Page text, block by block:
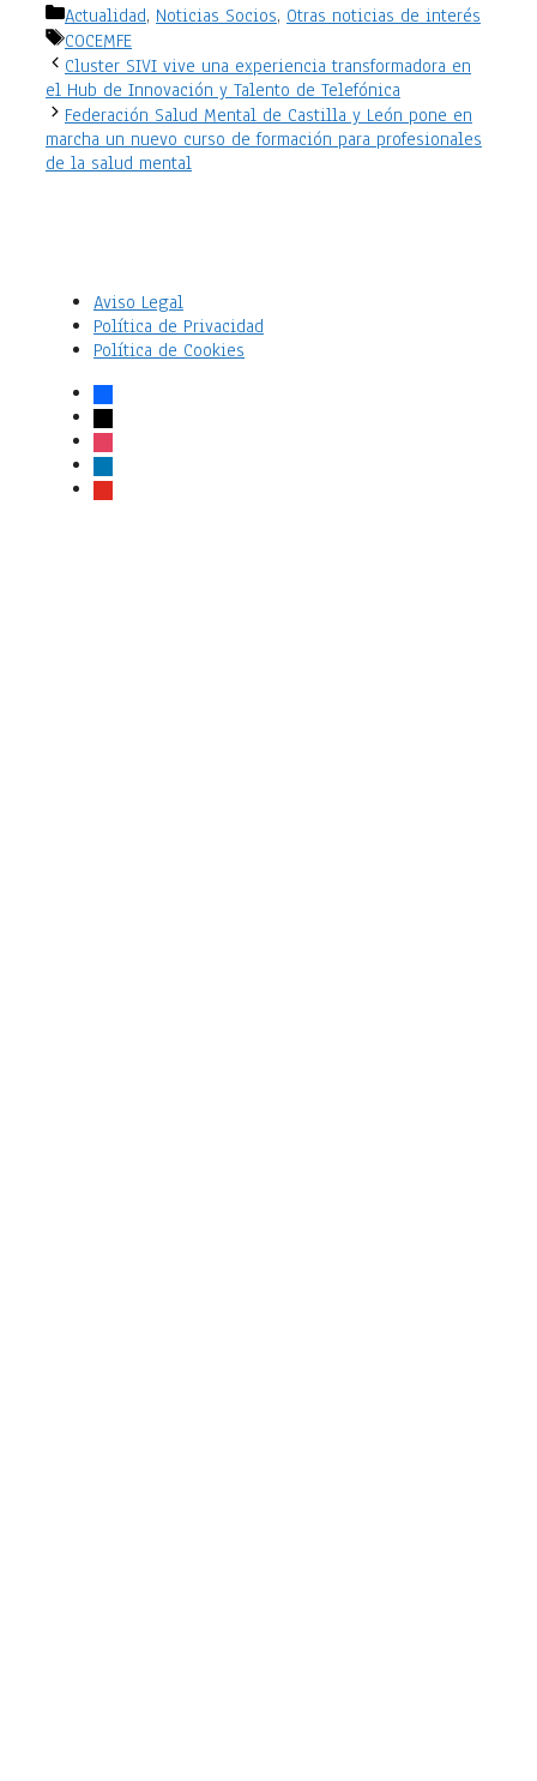
Categorías
Actualidad, Noticias Socios, Otras noticias de interés
Etiquetas
COCEMFE
Cluster SIVI vive una experiencia transformadora en
el Hub de Innovación y Talento de Telefónica
Federación Salud Mental de Castilla y León pone en
marcha un nuevo curso de formación para profesionales
de la salud mental
Aviso Legal
Política de Privacidad
Política de Cookies
facebook
x
instagram
linkedin
youtube